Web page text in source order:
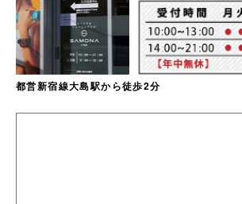
都営新宿線大島駅から徒歩2分